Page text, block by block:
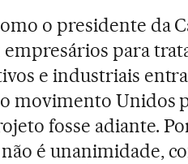
o presidente da
para
e industriais
movimento Unidos
fosse adiante.
é unanimidade,